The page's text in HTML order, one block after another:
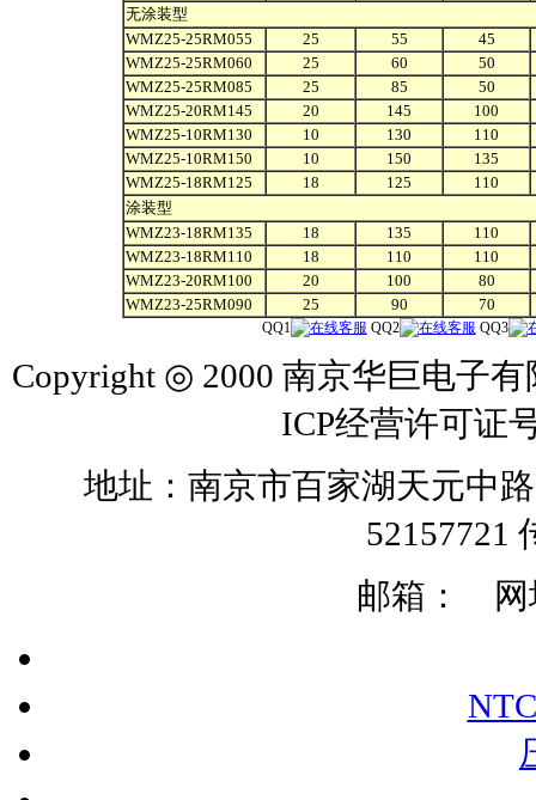
无涂装型
WMZ25-25RM055
25 55
45
WMZ25-25RM060
25 60
50
WMZ25-25RM085
25 85
50
WMZ25-20RM145
20 145
100
WMZ25-10RM130
10 130
110
WMZ25-10RM150
10 150
135
WMZ25-18RM125
18 125
110
涂装型
WMZ23-18RM135
18 135
110
WMZ23-18RM110
18 110
110
WMZ23-20RM100
20 100
80
WMZ23-25RM090
25 90 70
QQ1 QQ2 QQ3
Copyright ◎ 2000 南京华巨电子
ICP经营许可证
地址：南京市百家湖天元中
52157721
邮箱：
网